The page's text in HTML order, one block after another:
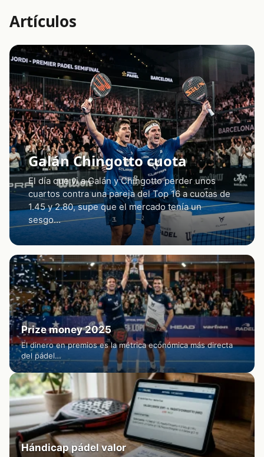
Artículos
Galán Chingotto cuota
El día que vi a Galán y Chingotto perder unos
cuartos contra una pareja del Top 16 a cuotas de
1.45 y 2.80, supe que el mercado tenía un
sesgo…
Prize money 2025
El dinero en premios es la métrica económica más directa
del pádel…
Hándicap pádel valor